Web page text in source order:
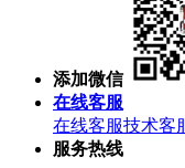
添加微信
在线客服
在线客服技术客
服务热线